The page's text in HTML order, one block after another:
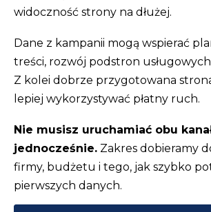
widoczność strony na dłużej.
Dane z kampanii mogą wspierać
treści, rozwój podstron
Z kolei dobrze przygotowana
lepiej wykorzystywać płatny ruch.
Nie musisz uruchamiać obu
jednocześnie. Zakres dobieramy
firmy, budżetu i tego, jak szybko
pierwszych danych.